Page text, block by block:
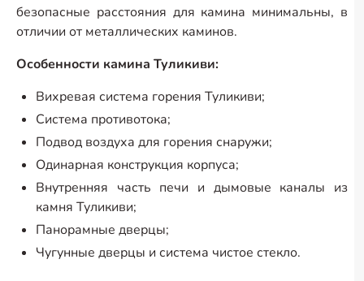
безопасные расстояния для камина минимальны, в
отличии от металлических каминов.
Особенности камина Туликиви:
Вихревая система горения Туликиви;
Система противотока;
Подвод воздуха для горения снаружи;
Одинарная конструкция корпуса;
Внутренняя часть печи и дымовые каналы из
камня Туликиви;
Панорамные дверцы;
Чугунные дверцы и система чистое стекло.